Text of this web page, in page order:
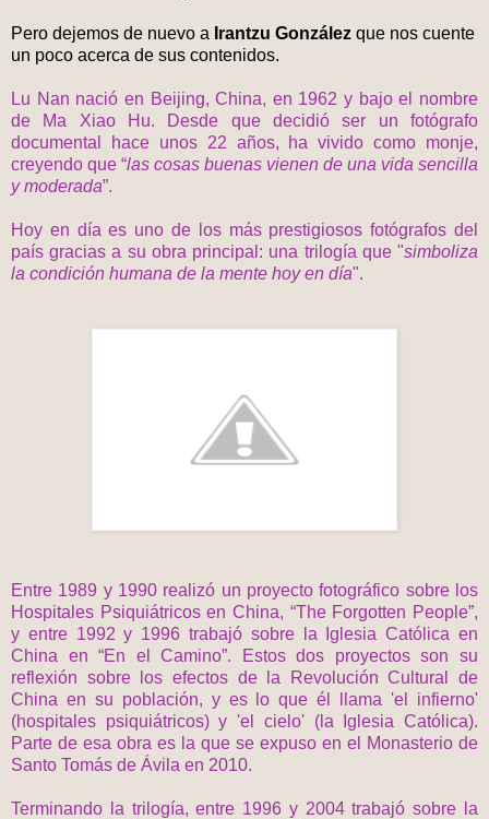
Pero dejemos de nuevo a Irantzu González que nos cuente
un poco acerca de sus contenidos.
Lu Nan nació en Beijing, China, en 1962 y bajo el nombre
de Ma Xiao Hu. Desde que decidió ser un fotógrafo
documental hace unos 22 años, ha vivido como monje,
creyendo que “las cosas buenas vienen de una vida sencilla
y moderada”.
Hoy en día es uno de los más prestigiosos fotógrafos del
país gracias a su obra principal: una trilogía que "simboliza
la condición humana de la mente hoy en día".
Entre 1989 y 1990 realizó un proyecto fotográfico sobre los
Hospitales Psiquiátricos en China, “The Forgotten People”,
y entre 1992 y 1996 trabajó sobre la Iglesia Católica en
China en “En el Camino”. Estos dos proyectos son su
reflexión sobre los efectos de la Revolución Cultural de
China en su población, y es lo que él llama 'el infierno'
(hospitales psiquiátricos) y 'el cielo' (la Iglesia Católica).
Parte de esa obra es la que se expuso en el Monasterio de
Santo Tomás de Ávila en 2010.
Terminando la trilogía, entre 1996 y 2004 trabajó sobre la